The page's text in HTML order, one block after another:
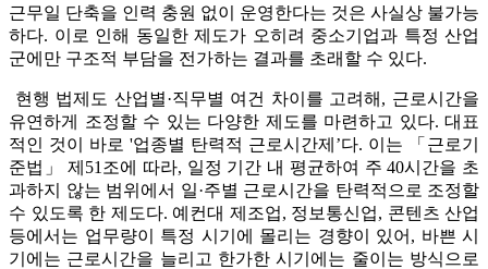
근무일 단축을 인력 충원 없이 운영한다는 것은 사실상 불가능
하다. 이로 인해 동일한 제도가 오히려 중소기업과 특정 산업
군에만 구조적 부담을 전가하는 결과를 초래할 수 있다.
현행 법제도 산업별·직무별 여건 차이를 고려해, 근로시간을
유연하게 조정할 수 있는 다양한 제도를 마련하고 있다. 대표
적인 것이 바로 '업종별 탄력적 근로시간제’다. 이는 「근로기
준법」 제51조에 따라, 일정 기간 내 평균하여 주 40시간을 초
과하지 않는 범위에서 일·주별 근로시간을 탄력적으로 조정할
수 있도록 한 제도다. 예컨대 제조업, 정보통신업, 콘텐츠 산업
등에서는 업무량이 특정 시기에 몰리는 경향이 있어, 바쁜 시
기에는 근로시간을 늘리고 한가한 시기에는 줄이는 방식으로